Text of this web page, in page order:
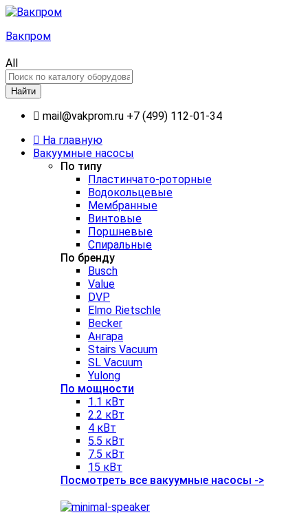
Вакпром
All
Найти
mail@vakprom.ru +7 (499) 112-01-34
На главную
Вакуумные насосы
По типу
Пластинчато-роторные
Водокольцевые
Мембранные
Винтовые
Поршневые
Спиральные
По бренду
Busch
Value
DVP
Elmo Rietschle
Becker
Ангара
Stairs Vacuum
SL Vacuum
Yulong
По мощности
1.1 кВт
2.2 кВт
4 кВт
5.5 кВт
7.5 кВт
15 кВт
Посмотреть все вакуумные насосы ->